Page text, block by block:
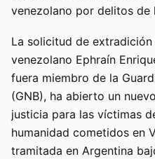
venezolano por delitos de
La solicitud de
venezolano Ephraín
fuera miembro de la
(GNB), ha abierto un
justicia para las víctimas
humanidad cometidos en
tramitada en Argentina